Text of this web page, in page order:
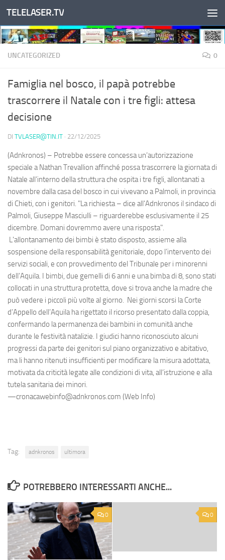
Salta al contenuto
TELELASER.TV
UNCATEGORIZED 0
Famiglia nel bosco, il papà potrebbe
trascorrere il Natale con i tre figli: attesa
decisione
DI TVLASER@TIN.IT · 22/12/2025
(Adnkronos) – Potrebbe essere concessa un’autorizzazione
speciale a Nathan Trevallion affinché possa trascorrere la giornata di
Natale all’interno della struttura che ospita i tre figli, allontanati a
novembre dalla casa del bosco in cui vivevano a Palmoli, in provincia
di Chieti, con i genitori. "La richiesta – dice all'Adnkronos il sindaco di
Palmoli, Giuseppe Masciulli – riguarderebbe esclusivamente il 25
dicembre. Domani dovremmo avere una risposta".
L'allontanamento dei bimbi è stato disposto, assieme alla
sospensione della responsabilità genitoriale, dopo l’intervento dei
servizi sociali, e con provvedimento del Tribunale per i minorenni
dell’Aquila. I bimbi, due gemelli di 6 anni e una bimba di 8, sono stati
collocati in una struttura protetta, dove si trova anche la madre che
può vedere i piccoli più volte al giorno. Nei giorni scorsi la Corte
d’Appello dell’Aquila ha rigettato il ricorso presentato dalla coppia,
confermando la permanenza dei bambini in comunità anche
durante le festività natalizie. I giudici hanno riconosciuto alcuni
progressi da parte dei genitori sul piano organizzativo e abitativo,
ma li hanno ritenuti insufficienti per modificare la misura adottata,
motivata da criticità legate alle condizioni di vita, all’istruzione e alla
tutela sanitaria dei minori.
—cronacawebinfo@adnkronos.com (Web Info)
Tag: adnkronos ultimora
POTREBBERO INTERESSARTI ANCHE...
0 0